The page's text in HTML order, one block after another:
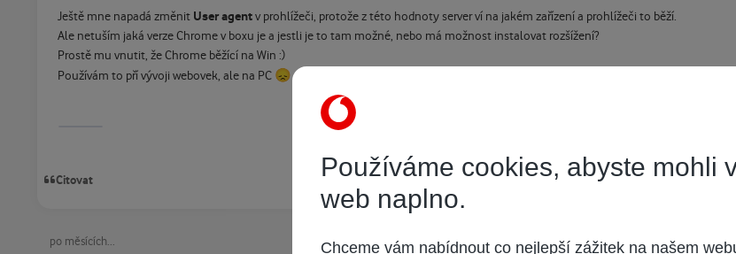
Ještě mne napadá změnit User agentv prohlížeči, protože z této hodnoty server ví na jakém zařízení a prohlížeči to běží.
Ale netuším jaká verze Chrome v boxu je a jestli je to tam možné, nebo má možnost instalovat rozšížení?
Prostě mu vnutit, že Chrome běžící na Win :)
Používám to pří vývoji webovek, ale na PC 😞
Citovat
po měsících...
Používáme cookies, abyste mohli
web naplno.
Chceme vám nabídnout co nejlepší zážitek na našem